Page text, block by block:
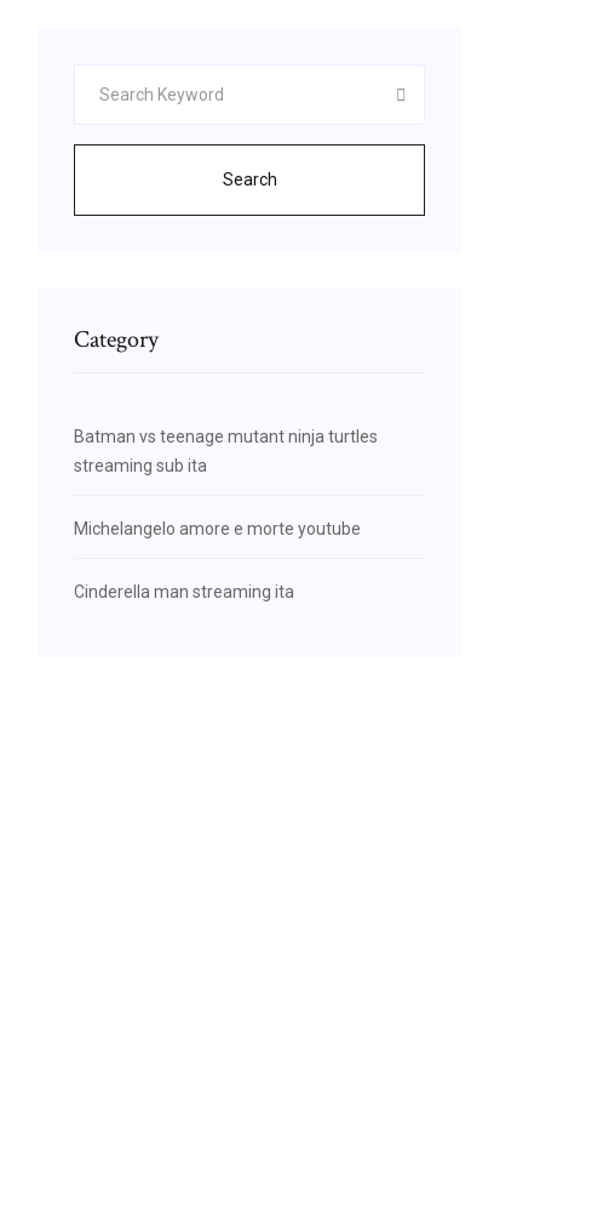
Search
Category
Batman vs teenage mutant ninja turtles
streaming sub ita
Michelangelo amore e morte youtube
Cinderella man streaming ita